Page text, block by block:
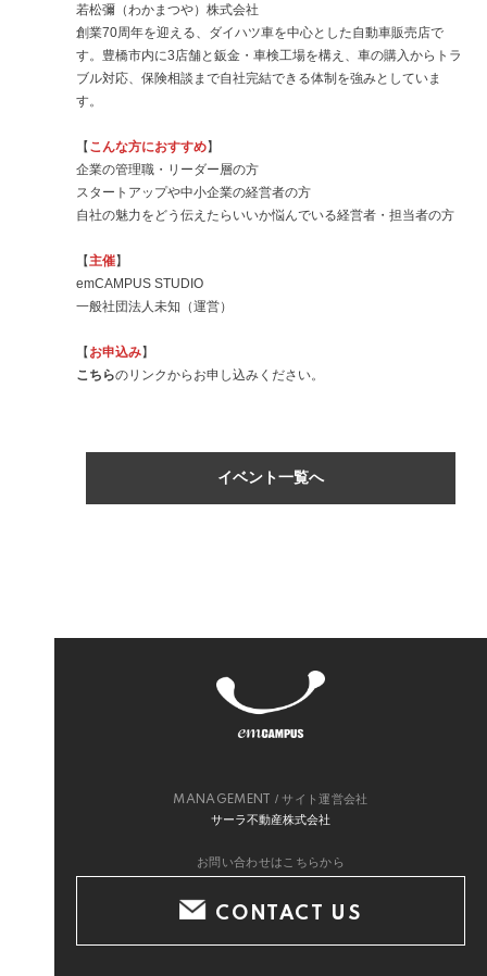
若松彌（わかまつや）株式会社
創業70周年を迎える、ダイハツ車を中心とした自動車販売店で
す。豊橋市内に3店舗と鈑金・車検工場を構え、車の購入からトラ
ブル対応、保険相談まで自社完結できる体制を強みとしていま
す。
【 こんな方におすすめ】
企業の管理職・リーダー層の方
スタートアップや中小企業の経営者の方
自社の魅力をどう伝えたらいいか悩んでいる経営者・担当者の方
【主催】
emCAMPUS STUDIO
一般社団法人未知（運営）
【 お申込み】
こちらのリンクからお申し込みください。
イベント一覧へ
MANAGEMENT
/ サイト運営会社
サーラ不動産株式会社
お問い合わせはこちらから
CONTACT US